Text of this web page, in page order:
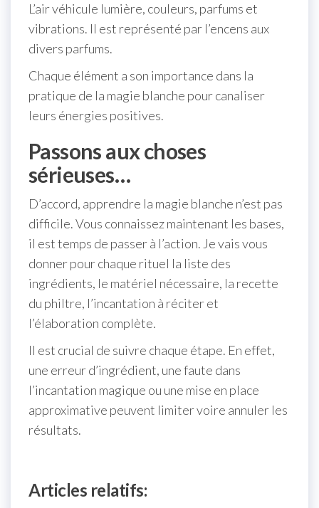
L’air véhicule lumière, couleurs, parfums et
vibrations. Il est représenté par l’encens aux
divers parfums.
Chaque élément a son importance dans la
pratique de la magie blanche pour canaliser
leurs énergies positives.
Passons aux choses
sérieuses…
D’accord, apprendre la magie blanche n’est pas
difficile. Vous connaissez maintenant les bases,
il est temps de passer à l’action. Je vais vous
donner pour chaque rituel la liste des
ingrédients, le matériel nécessaire, la recette
du philtre, l’incantation à réciter et
l’élaboration complète.
Il est crucial de suivre chaque étape. En effet,
une erreur d’ingrédient, une faute dans
l’incantation magique ou une mise en place
approximative peuvent limiter voire annuler les
résultats.
Articles relatifs: